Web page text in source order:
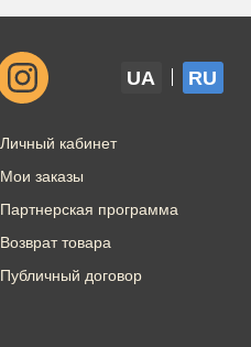
UA RU
Личный кабинет
Мои заказы
Партнерская программа
Возврат товара
Публичный договор